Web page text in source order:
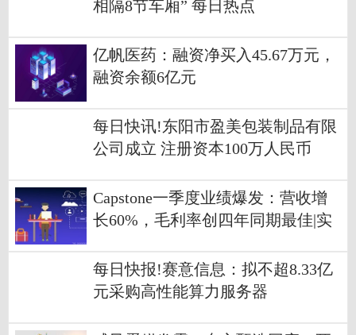
相隔8节车厢” 每日热点
亿帆医药：融资净买入45.67万元，
融资余额6亿元
每日快讯!东阳市盈美包装制品有限
公司成立 注册资本100万人民币
Capstone一季度业绩爆发：营收增
长60%，毛利率创四年同期最佳|实
每日快报!赛意信息：拟不超8.33亿
元采购高性能算力服务器